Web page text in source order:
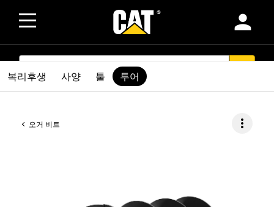
person
SEARCH
오거 비트 more_vert
복리후생 사양 툴 투어